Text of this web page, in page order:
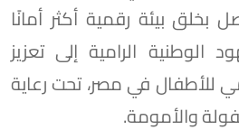
بخلق بيئة رقمية أكثر أمانًا
الوطنية الرامية إلى تعزيز
للأطفال في مصر، تحت رعاية
والأمومة.